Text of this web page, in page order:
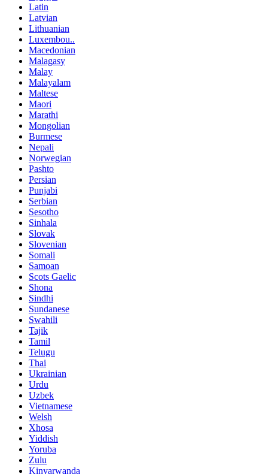
Latin
Latvian
Lithuanian
Luxembou..
Macedonian
Malagasy
Malay
Malayalam
Maltese
Maori
Marathi
Mongolian
Burmese
Nepali
Norwegian
Pashto
Persian
Punjabi
Serbian
Sesotho
Sinhala
Slovak
Slovenian
Somali
Samoan
Scots Gaelic
Shona
Sindhi
Sundanese
Swahili
Tajik
Tamil
Telugu
Thai
Ukrainian
Urdu
Uzbek
Vietnamese
Welsh
Xhosa
Yiddish
Yoruba
Zulu
Kinyarwanda